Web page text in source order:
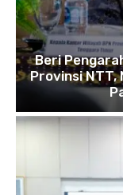
Beri
Provinsi NTT,